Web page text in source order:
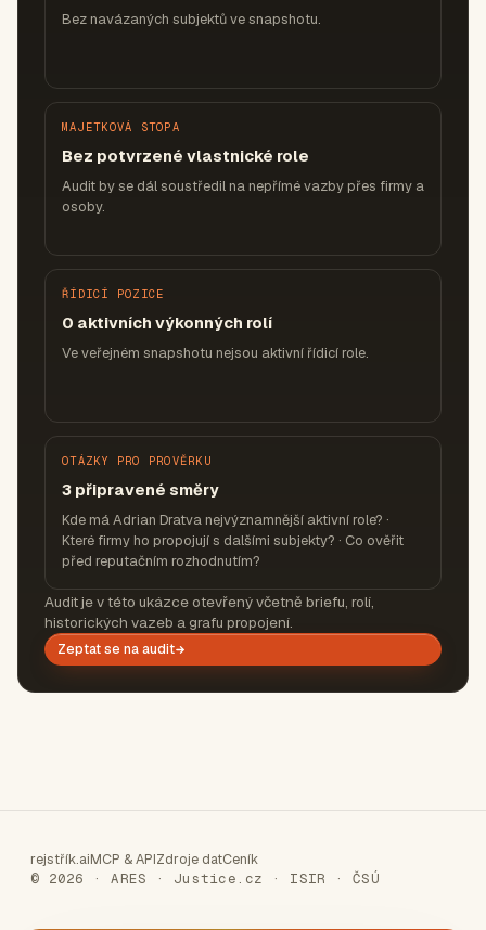
Bez navázaných subjektů ve snapshotu.
MAJETKOVÁ STOPA
Bez potvrzené vlastnické role
Audit by se dál soustředil na nepřímé vazby přes firmy a
osoby.
ŘÍDICÍ POZICE
0 aktivních výkonných rolí
Ve veřejném snapshotu nejsou aktivní řídicí role.
OTÁZKY PRO PROVĚRKU
3 připravené směry
Kde má Adrian Dratva nejvýznamnější aktivní role? ·
Které firmy ho propojují s dalšími subjekty? · Co ověřit
před reputačním rozhodnutím?
Audit je v této ukázce otevřený včetně briefu, rolí,
historických vazeb a grafu propojení.
Zeptat se na audit
rejstřík.aiMCP & APIZdroje datCeník
© 2026 · ARES · Justice.cz · ISIR · ČSÚ